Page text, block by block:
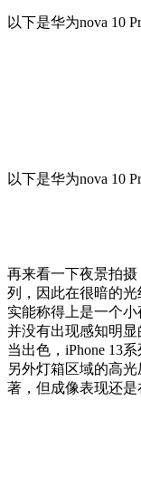
以下是华为nova 10
以下是华为nova 10
再来看一下夜景拍摄
列，因此在很暗的
实能称得上是一个
并没有出现感知明
当出色，iPhone 13
另外灯箱区域的高
著，但成像表现还是